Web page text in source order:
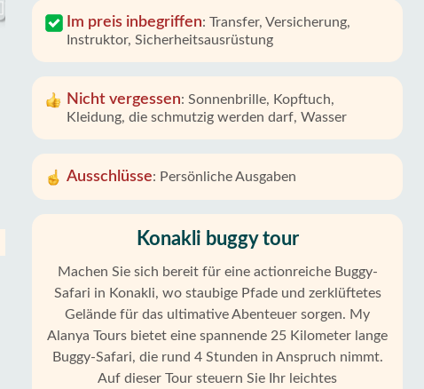
Im preis inbegriffen: Transfer, Versicherung,
Instruktor, Sicherheitsausrüstung
Nicht vergessen: Sonnenbrille, Kopftuch,
Kleidung, die schmutzig werden darf, Wasser
Ausschlüsse: Persönliche Ausgaben
Konakli buggy tour
Machen Sie sich bereit für eine actionreiche Buggy-
Safari in Konakli, wo staubige Pfade und zerklüftetes
Gelände für das ultimative Abenteuer sorgen. My
Alanya Tours bietet eine spannende 25 Kilometer lange
Buggy-Safari, die rund 4 Stunden in Anspruch nimmt.
Auf dieser Tour steuern Sie Ihr leichtes